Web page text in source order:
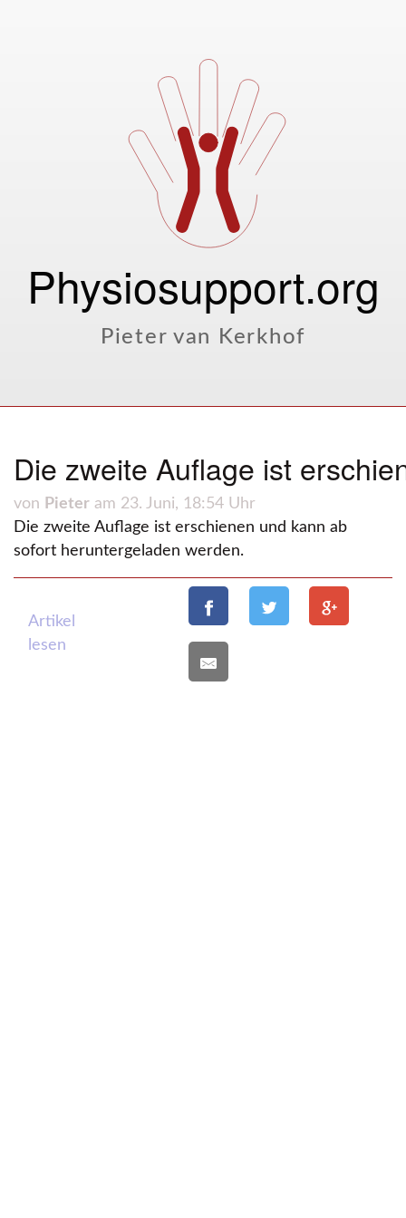
Physiosupport.org
Pieter van Kerkhof
Die zweite Auflage ist
von Pieter am 23. Juni, 18:54 Uhr
Die zweite Auflage ist erschienen und kann ab
sofort heruntergeladen werden.
Artikel
lesen